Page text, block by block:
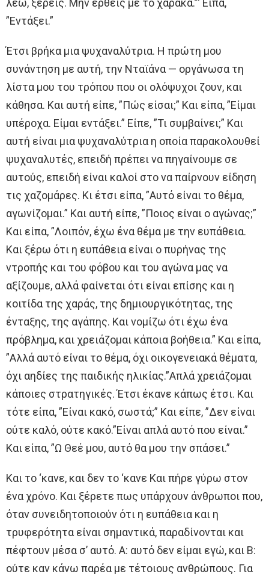
”Εντάξει.”
Έτσι βρήκα μια ψυχαναλύτρια. Η πρώτη μου
συνάντηση με αυτή, την Νταϊάνα — οργάνωσα τη
λίστα μου του τρόπου που οι ολόψυχοι ζουν, και
κάθησα. Και αυτή είπε, ”Πώς είσαι;” Και είπα, ”Είμαι
υπέροχα. Είμαι εντάξει.” Είπε, ”Τι συμβαίνει;” Και
αυτή είναι μια ψυχαναλύτρια η οποία παρακολουθεί
ψυχαναλυτές, επειδή πρέπει να πηγαίνουμε σε
αυτούς, επειδή είναι καλοί στο να παίρνουν είδηση
τις χαζομάρες. Κι έτσι είπα, ”Αυτό είναι το θέμα,
αγωνίζομαι.” Και αυτή είπε, ”Ποιος είναι ο αγώνας;”
Και είπα, ”Λοιπόν, έχω ένα θέμα με την ευπάθεια.
Και ξέρω ότι η ευπάθεια είναι ο πυρήνας της
ντροπής και του φόβου και του αγώνα μας να
αξίζουμε, αλλά φαίνεται ότι είναι επίσης και η
κοιτίδα της χαράς, της δημιουργικότητας, της
ένταξης, της αγάπης. Και νομίζω ότι έχω ένα
πρόβλημα, και χρειάζομαι κάποια βοήθεια.” Και είπα,
”Αλλά αυτό είναι το θέμα, όχι οικογενειακά θέματα,
όχι αηδίες της παιδικής ηλικίας.”Απλά χρειάζομαι
κάποιες στρατηγικές. Έτσι έκανε κάπως έτσι. Και
τότε είπα, ”Είναι κακό, σωστά;” Και είπε, ”Δεν είναι
ούτε καλό, ούτε κακό.”Είναι απλά αυτό που είναι.”
Και είπα, ”Ω Θεέ μου, αυτό θα μου την σπάσει.”
Και το ‘κανε, και δεν το ‘κανε Και πήρε γύρω στον
ένα χρόνο. Και ξέρετε πως υπάρχουν άνθρωποι που,
όταν συνειδητοποιούν ότι η ευπάθεια και η
τρυφερότητα είναι σημαντικά, παραδίνονται και
πέφτουν μέσα σ’ αυτό. Α: αυτό δεν είμαι εγώ, και Β:
ούτε καν κάνω παρέα με τέτοιους ανθρώπους. Για